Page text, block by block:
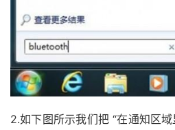
2.如下图所示我们把 “在通知区